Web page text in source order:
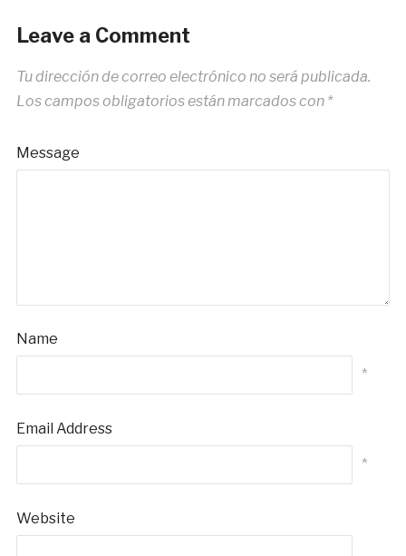
Leave a Comment
Tu dirección de correo electrónico no será publicada.
Los campos obligatorios están marcados con *
Message
Name
*
Email Address
*
Website